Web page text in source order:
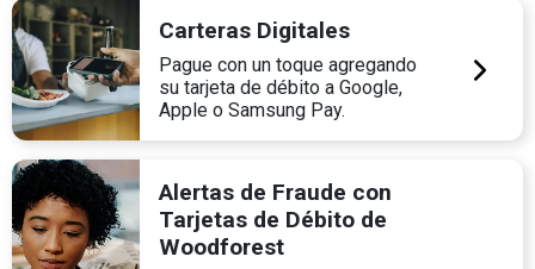
Carteras Digitales
Pague con un toque agregando
su tarjeta de débito a Google,
Apple o Samsung Pay.
Alertas de Fraude con
Tarjetas de Débito de
Woodforest